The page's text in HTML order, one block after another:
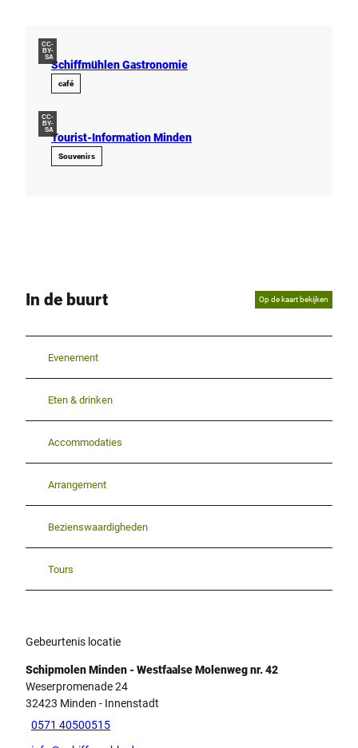
CC-
BY-
SA
Schiffmühlen Gastronomie
café
CC-
BY-
SA
Tourist-Information Minden
Souvenirs
In de buurt Op de kaart bekijken
Evenement
Eten & drinken
Accommodaties
Arrangement
Bezienswaardigheden
Tours
Gebeurtenis locatie
Schipmolen Minden - Westfaalse Molenweg nr. 42
Weserpromenade 24
32423 Minden - Innenstadt
0571 40500515